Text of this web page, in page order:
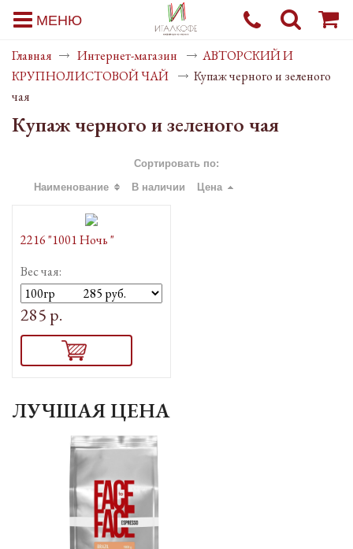
МЕНЮ
Главная Интернет-магазин
АВТОРСКИЙ И
КРУПНОЛИСТОВОЙ ЧАЙ
Купаж черного и зеленого
чая
Купаж черного и зеленого чая
Сортировать по:
Наименование
В наличии Цена
2216 "1001 Ночь "
Вес чая:
285 р.
ЛУЧШАЯ ЦЕНА